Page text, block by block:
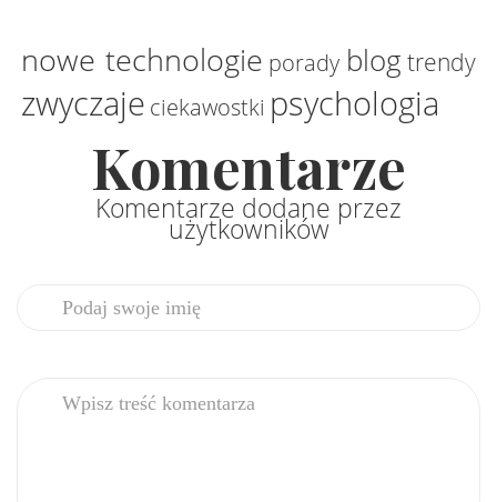
nowe technologie porady blog trendy
zwyczaje ciekawostki psychologia
Komentarze
Komentarze dodane przez
użytkowników